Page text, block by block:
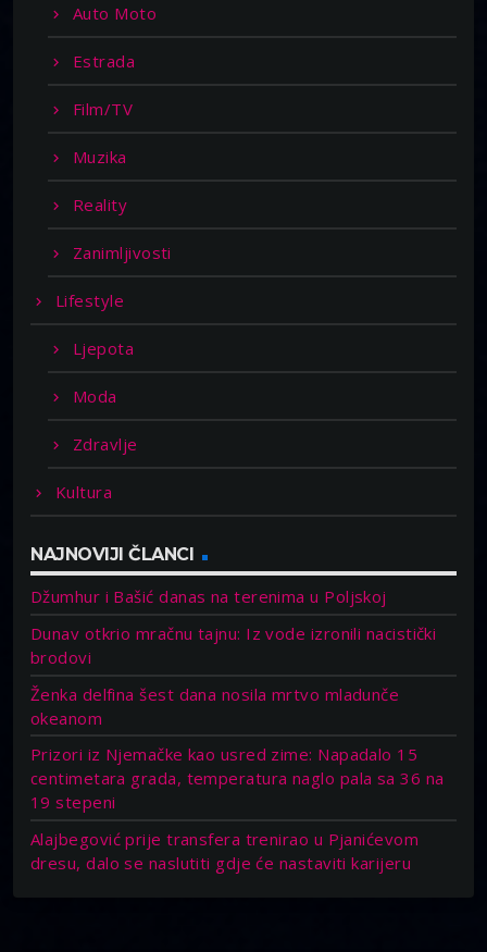
Auto Moto
Estrada
Film/TV
Muzika
Reality
Zanimljivosti
Lifestyle
Ljepota
Moda
Zdravlje
Kultura
NAJNOVIJI ČLANCI
Džumhur i Bašić danas na terenima u Poljskoj
Dunav otkrio mračnu tajnu: Iz vode izronili nacistički
brodovi
Ženka delfina šest dana nosila mrtvo mladunče
okeanom
Prizori iz Njemačke kao usred zime: Napadalo 15
centimetara grada, temperatura naglo pala sa 36 na
19 stepeni
Alajbegović prije transfera trenirao u Pjanićevom
dresu, dalo se naslutiti gdje će nastaviti karijeru